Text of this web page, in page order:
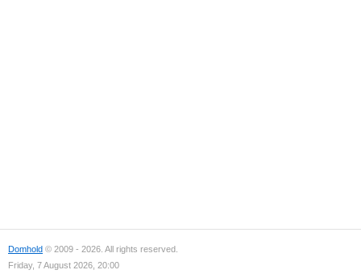
Domhold © 2009 - 2026. All rights reserved.
Friday, 7 August 2026, 20:00